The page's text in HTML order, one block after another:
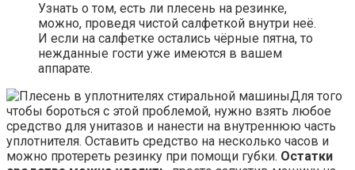
Узнать о том, есть ли плесень на резинке,
можно, проведя чистой салфеткой внутри неё.
И если на салфетке остались чёрные пятна, то
нежданные гости уже имеются в вашем
аппарате.
Для того
чтобы бороться с этой проблемой, нужно взять любое
средство для унитазов и нанести на внутреннюю часть
уплотнителя. Оставить средство на несколько часов и
можно протереть резинку при помощи губки. Остатки